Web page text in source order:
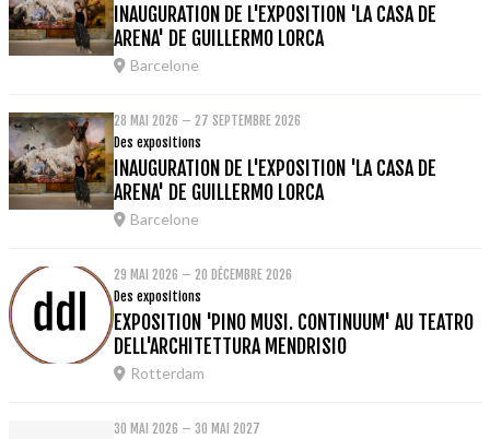
INAUGURATION DE L'EXPOSITION 'LA CASA DE
ARENA' DE GUILLERMO LORCA
Barcelone
28 MAI 2026 – 27 SEPTEMBRE 2026
Des expositions
INAUGURATION DE L'EXPOSITION 'LA CASA DE
ARENA' DE GUILLERMO LORCA
Barcelone
29 MAI 2026 – 20 DÉCEMBRE 2026
Des expositions
EXPOSITION 'PINO MUSI. CONTINUUM' AU TEATRO
DELL'ARCHITETTURA MENDRISIO
Rotterdam
30 MAI 2026 – 30 MAI 2027